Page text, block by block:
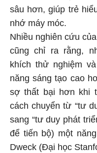
sâu hơn, giúp trẻ
nhớ máy móc.
Nhiều nghiên cứu
cũng chỉ ra rằng,
khích thử nghiệm
năng sáng tạo cao
sợ thất bại hơn khi
cách chuyển từ “tư
sang “tư duy phát
để tiến bộ) một
Dweck (Đại học